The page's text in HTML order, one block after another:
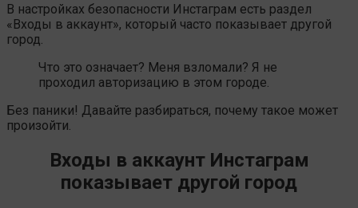
В настройках безопасности Инстаграм есть раздел
«Входы в аккаунт», который часто показывает другой
город.
Что это означает? Меня взломали? Я не
проходил авторизацию в этом городе.
Без паники! Давайте разбираться, почему такое может
произойти.
Входы в аккаунт Инстаграм
показывает другой город